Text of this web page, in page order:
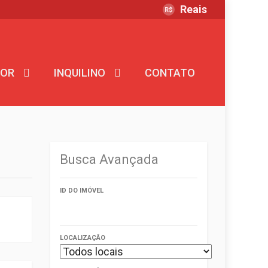
R$ Reais
INQUILINO
INQUILINO CONTATO
Busca Avançada
ID DO IMÓVEL
LOCALIZAÇÃO